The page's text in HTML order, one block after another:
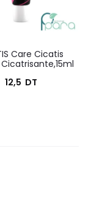
Care Cicatis
12,5 DT